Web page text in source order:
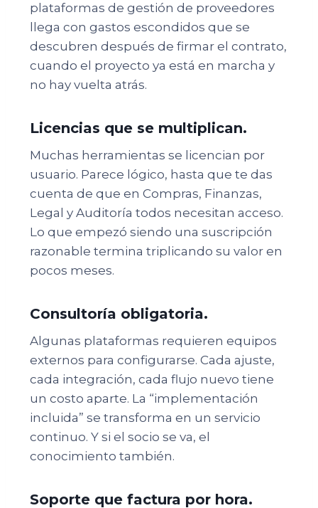
plataformas de gestión de proveedores
llega con gastos escondidos que se
descubren después de firmar el contrato,
cuando el proyecto ya está en marcha y
no hay vuelta atrás.
Licencias que se multiplican.
Muchas herramientas se licencian por
usuario. Parece lógico, hasta que te das
cuenta de que en Compras, Finanzas,
Legal y Auditoría todos necesitan acceso.
Lo que empezó siendo una suscripción
razonable termina triplicando su valor en
pocos meses.
Consultoría obligatoria.
Algunas plataformas requieren equipos
externos para configurarse. Cada ajuste,
cada integración, cada flujo nuevo tiene
un costo aparte. La “implementación
incluida” se transforma en un servicio
continuo. Y si el socio se va, el
conocimiento también.
Soporte que factura por hora.